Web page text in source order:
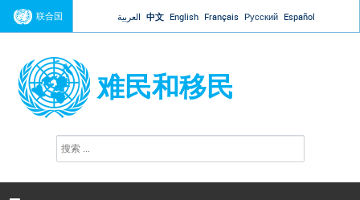
Jump to navigation
联合国 العربية 中文 English Français Русский Español
难民和移民
搜
索